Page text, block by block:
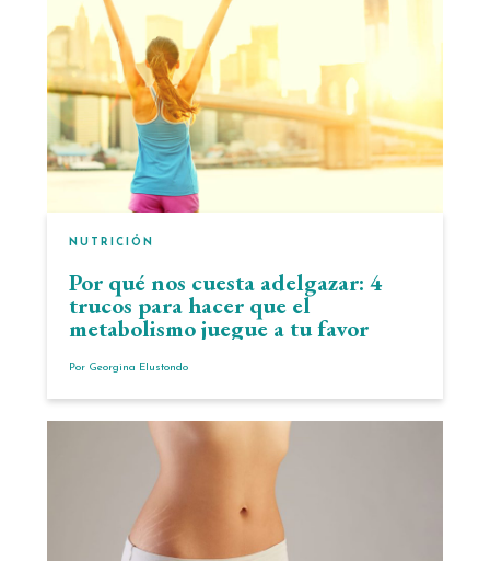
NUTRICIÓN
Por qué nos cuesta adelgazar: 4
trucos para hacer que el
metabolismo juegue a tu favor
Por Georgina Elustondo